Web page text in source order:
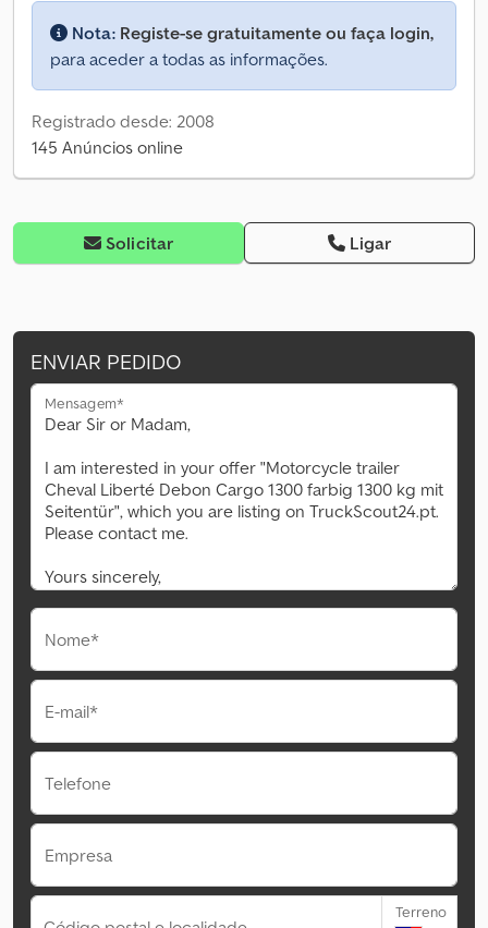
Nota: Registe-se gratuitamente ou faça login,
para aceder a todas as informações.
Registrado desde: 2008
145 Anúncios online
Solicitar Ligar
ENVIAR PEDIDO
Mensagem*
Nome*
E-mail*
Telefone
Empresa
Terreno